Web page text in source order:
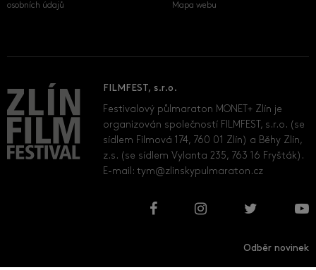
osobních údajů
Mapa webu
FILMFEST, s.r.o.
Festivalový půlmaraton MONET+ Zlín je
organizován společností FILMFEST, s.r.o. (se
sídlem Filmová 174, 760 01 Zlín) a Běhy Zlín,
z.s. (se sídlem Vylanta 235, 763 16 Fryšták).
E-mail:tym@zlinskypulmaraton.cz
Odběr novinek